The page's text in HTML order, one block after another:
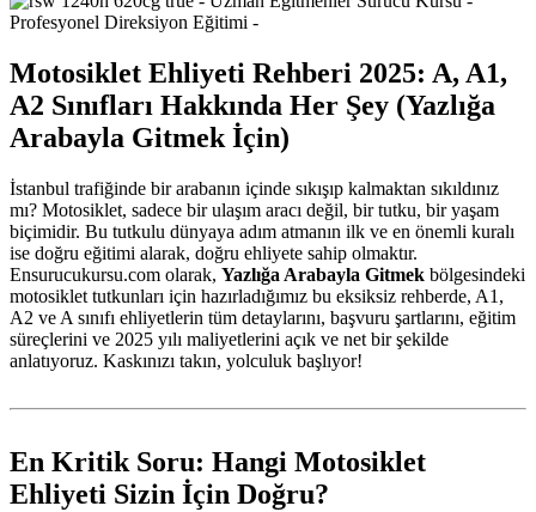
Motosiklet Ehliyeti Rehberi 2025: A, A1,
A2 Sınıfları Hakkında Her Şey (Yazlığa
Arabayla Gitmek İçin)
İstanbul trafiğinde bir arabanın içinde sıkışıp kalmaktan sıkıldınız
mı? Motosiklet, sadece bir ulaşım aracı değil, bir tutku, bir yaşam
biçimidir. Bu tutkulu dünyaya adım atmanın ilk ve en önemli kuralı
ise doğru eğitimi alarak, doğru ehliyete sahip olmaktır.
Ensurucukursu.com olarak, Yazlığa Arabayla Gitmek bölgesindeki
motosiklet tutkunları için hazırladığımız bu eksiksiz rehberde, A1,
A2 ve A sınıfı ehliyetlerin tüm detaylarını, başvuru şartlarını, eğitim
süreçlerini ve 2025 yılı maliyetlerini açık ve net bir şekilde
anlatıyoruz. Kaskınızı takın, yolculuk başlıyor!
En Kritik Soru: Hangi Motosiklet
Ehliyeti Sizin İçin Doğru?